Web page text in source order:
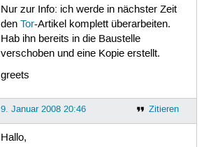
Nur zur Info: ich werde in nächster Zeit
den Tor-Artikel komplett überarbeiten.
Hab ihn bereits in die Baustelle
verschoben und eine Kopie erstellt.
greets
Zitieren
9. Januar 2008 20:46
Hallo,